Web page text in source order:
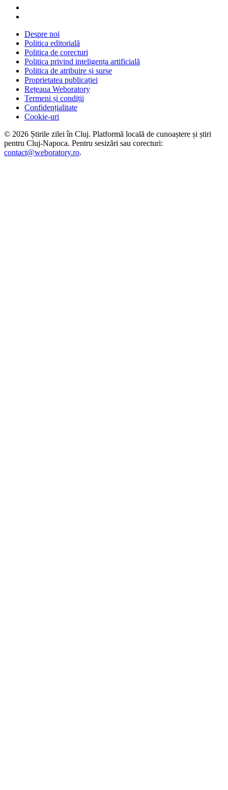
Despre noi
Politica editorială
Politica de corecturi
Politica privind inteligența artificială
Politica de atribuire și surse
Proprietatea publicației
Rețeaua Weboratory
Termeni și condiții
Confidențialitate
Cookie-uri
© 2026 Știrile zilei în Cluj. Platformă locală de cunoaștere și știri
pentru Cluj-Napoca. Pentru sesizări sau corecturi:
contact@weboratory.ro.